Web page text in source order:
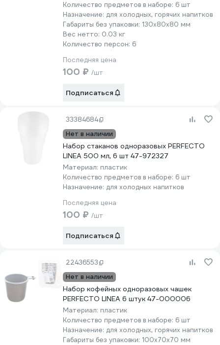
Количество предметов в наборе: 6 шт
Назначение: для холодных, горячих напитков
Габариты без упаковки: 130х80х80 мм
Вес нетто: 0.03 кг
Количество персон: 6
Последняя цена
100 ₽ /шт
Подписаться
33384684
Нет в наличии
Набор стаканов одноразовых PERFECTO
LINEA 500 мл, 6 шт 47-972327
Материал: пластик
Количество предметов в наборе: 6 шт
Назначение: для холодных напитков
Последняя цена
100 ₽ /шт
Подписаться
22436553
Нет в наличии
Набор кофейных одноразовых чашек
PERFECTO LINEA 6 штук 47-000006
Материал: пластик
Количество предметов в наборе: 6 шт
Назначение: для холодных, горячих напитков
Габариты без упаковки: 100х70х70 мм